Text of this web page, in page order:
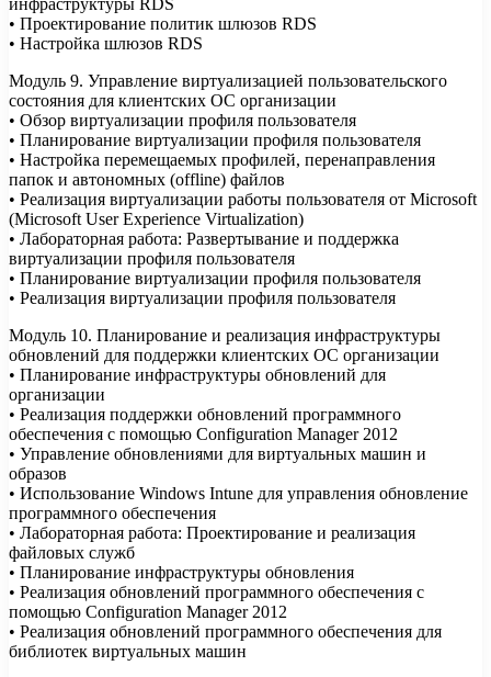
• Проектирование политик шлюзов RDS
• Настройка шлюзов RDS
Модуль 9. Управление виртуализацией пользовательского
состояния для клиентских ОС организации
• Обзор виртуализации профиля пользователя
• Планирование виртуализации профиля пользователя
• Настройка перемещаемых профилей, перенаправления
папок и автономных (offline) файлов
• Реализация виртуализации работы пользователя от Microsoft
(Microsoft User Experience Virtualization)
• Лабораторная работа: Развертывание и поддержка
виртуализации профиля пользователя
• Планирование виртуализации профиля пользователя
• Реализация виртуализации профиля пользователя
Модуль 10. Планирование и реализация инфраструктуры
обновлений для поддержки клиентских ОС организации
• Планирование инфраструктуры обновлений для
организации
• Реализация поддержки обновлений программного
обеспечения с помощью Configuration Manager 2012
• Управление обновлениями для виртуальных машин и
образов
• Использование Windows Intune для управления обновление
программного обеспечения
• Лабораторная работа: Проектирование и реализация
файловых служб
• Планирование инфраструктуры обновления
• Реализация обновлений программного обеспечения с
помощью Configuration Manager 2012
• Реализация обновлений программного обеспечения для
библиотек виртуальных машин